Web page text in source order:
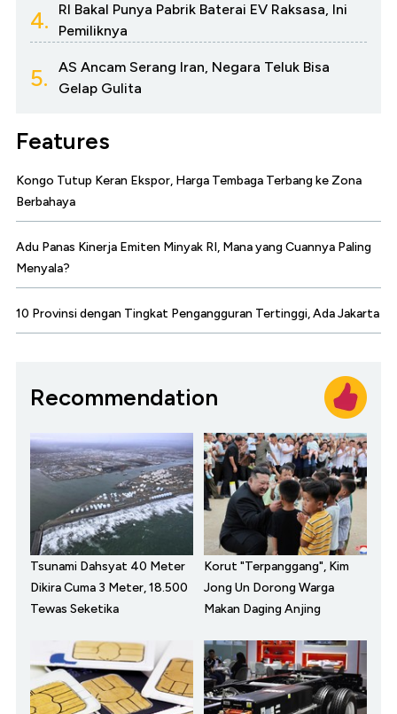
4.
RI Bakal Punya Pabrik Baterai EV Raksasa, Ini
Pemiliknya
5.
AS Ancam Serang Iran, Negara Teluk Bisa
Gelap Gulita
Features
Kongo Tutup Keran Ekspor, Harga Tembaga Terbang ke Zona
Berbahaya
Adu Panas Kinerja Emiten Minyak RI, Mana yang Cuannya Paling
Menyala?
10 Provinsi dengan Tingkat Pengangguran Tertinggi, Ada Jakarta
Recommendation
Tsunami Dahsyat 40 Meter
Dikira Cuma 3 Meter, 18.500
Tewas Seketika
Korut "Terpanggang", Kim
Jong Un Dorong Warga
Makan Daging Anjing